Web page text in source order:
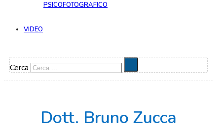
PSICOFOTOGRAFICO
VIDEO
Cerca
Dott. Bruno Zucca